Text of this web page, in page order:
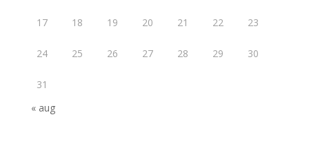
17 18 19 20 21 22 23
24 25 26 27 28 29 30
31
« aug